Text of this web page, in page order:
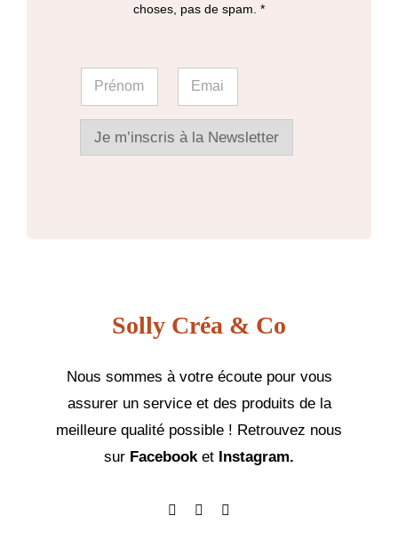
choses, pas de spam. *
i
l
é
n
a
i
l
Je m’inscris à la Newsletter
Solly Créa & Co
Nous sommes à votre écoute pour vous
assurer un service et des produits de la
meilleure qualité possible ! Retrouvez nous
sur Facebook et Instagram.